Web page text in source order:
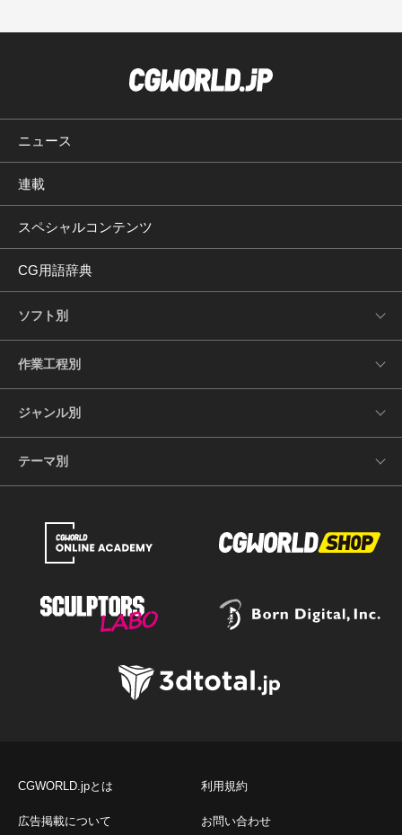
ニュース
連載
スペシャルコンテンツ
CG用語辞典
ソフト別
作業工程別
ジャンル別
テーマ別
CGWORLD.jpとは 利用規約
広告掲載について お問い合わせ